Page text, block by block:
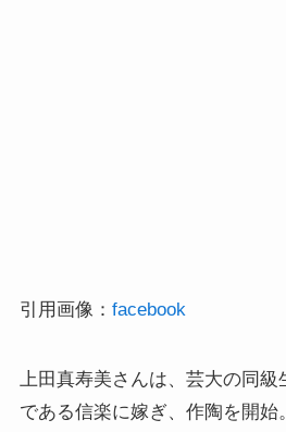
引用画像： facebook
上田真寿美さんは、芸大の同級
である信楽に嫁ぎ、作陶を開始